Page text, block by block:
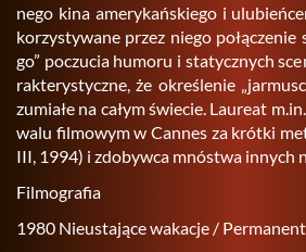
ne­go kina ame­ry­kań­skie­go i
ko­rzy­sty­wa­ne przez niego po­łą­cze­nie
go” po­czu­cia hu­mo­ru i sta­tycz­nych
rak­te­ry­stycz­ne, że okre­śle­nie
zu­mia­łe na całym świe­cie. Lau­re­at
wa­lu fil­mo­wym w Can­nes za krót­ki
III, 1994) i zdo­byw­ca mnó­stwa in­nych
Fil­mo­gra­fia
1980 Nie­usta­ją­ce wa­ka­cje /